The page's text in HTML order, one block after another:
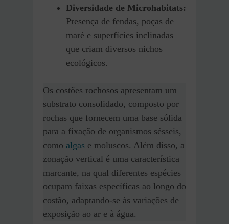
Diversidade de Microhabitats:
Presença de fendas, poças de
maré e superfícies inclinadas
que criam diversos nichos
ecológicos.
Os costões rochosos apresentam um
substrato consolidado, composto por
rochas que fornecem uma base sólida
para a fixação de organismos sésseis,
como algas e moluscos. Além disso, a
zonação vertical é uma característica
marcante, na qual diferentes espécies
ocupam faixas específicas ao longo do
costão, adaptando-se às variações de
exposição ao ar e à água.